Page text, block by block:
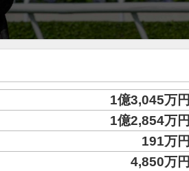
1億3,045万円
1億2,854万円
191万円
4,850万円